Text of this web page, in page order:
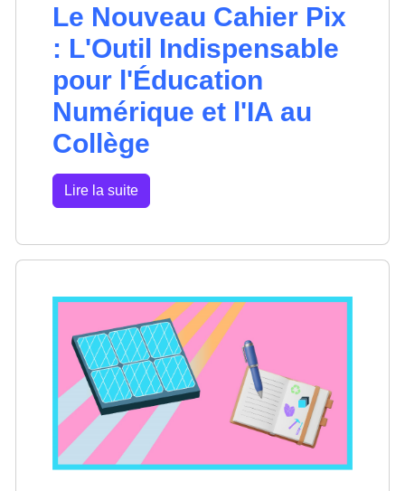
Le Nouveau Cahier Pix
: L'Outil Indispensable
pour l'Éducation
Numérique et l'IA au
Collège
Lire la suite